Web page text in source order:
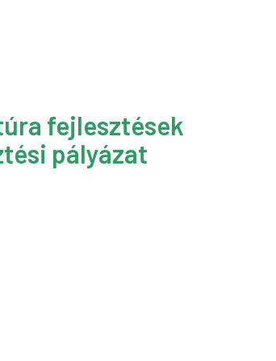
fejlesztések
pályázat